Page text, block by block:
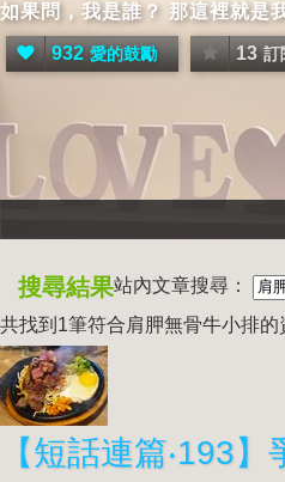
如果問，我是誰？ 那這裡就是
932 愛的鼓勵 13 訂
搜尋結果站內文章搜尋：
共找到1筆符合肩胛無骨牛小排的
【短話連篇‧193